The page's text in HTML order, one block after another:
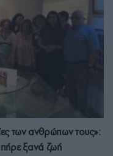
των ανθρώπων τους»:
ξανά ζωή